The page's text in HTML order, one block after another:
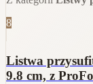
8
Listwa
9.8 cm, z